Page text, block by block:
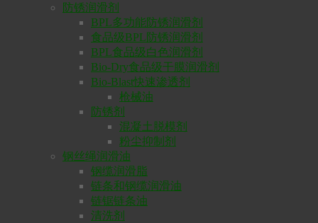
防锈润滑剂
BPL多功能防锈润滑剂
食品级BPL防锈润滑剂
BPL食品级白色润滑剂
Bio-Dry食品级干膜润滑剂
Bio-Blast快速渗透剂
枪械油
防锈剂
混凝土脱模剂
粉尘抑制剂
钢丝绳润滑油
钢缆润滑脂
链条和钢缆润滑油
链锯链条油
清洗剂